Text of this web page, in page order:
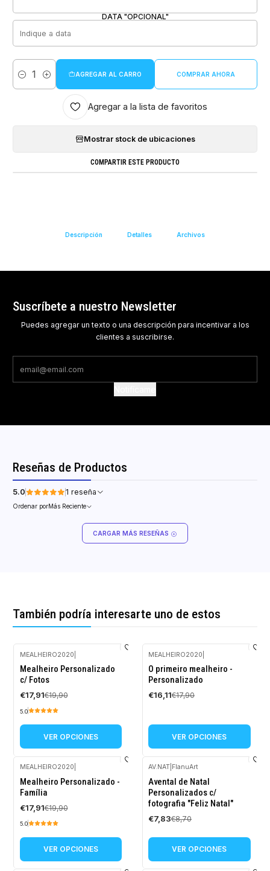
DATA "OPCIONAL"
Cantidad
AGREGAR AL CARRO COMPRAR AHORA
Agregar a la lista de favoritos
Mostrar stock de ubicaciones
COMPARTIR ESTE PRODUCTO
Descripción Detalles Archivos
Suscríbete a nuestro Newsletter
Puedes agregar un texto o una descripción para incentivar a los
clientes a suscribirse.
Reseñas de Productos
5.0 1 reseña
Ordenar porMás Reciente
CARGAR MÁS RESEÑAS
También podría interesarte uno de estos
-10%
OFF
MEALHEIRO2020
Mealheiro Personalizado
c/ Fotos
€17,91€19,90
5.0
VER OPCIONES
-10%
OFF
MEALHEIRO2020
O primeiro mealheiro -
Personalizado
€16,11€17,90
VER OPCIONES
-10%
OFF
MEALHEIRO2020
Mealheiro Personalizado -
Família
€17,91€19,90
5.0
VER OPCIONES
-10%
OFF
AV.NAT FlanuArt
Avental de Natal
Personalizados c/
fotografia "Feliz Natal"
€7,83€8,70
VER OPCIONES